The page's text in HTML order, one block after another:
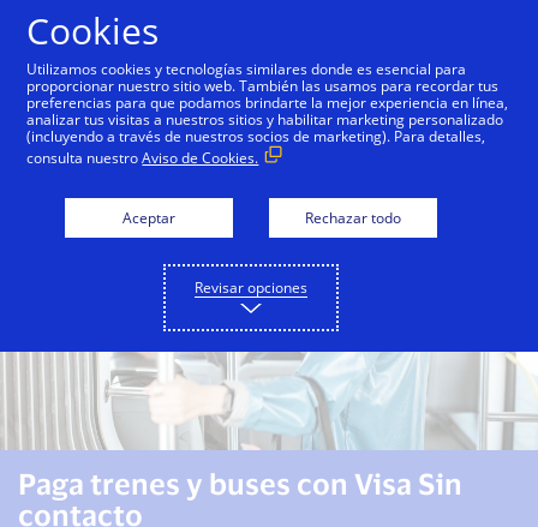
Transporte Público Transporte Público en Santiago
Paga trenes y buses con Visa Sin
contacto
Cookies
Utilizamos cookies y tecnologías similares donde es esencial para
proporcionar nuestro sitio web. También las usamos para recordar tus
preferencias para que podamos brindarte la mejor experiencia en línea,
analizar tus visitas a nuestros sitios y habilitar marketing personalizado
(incluyendo a través de nuestros socios de marketing). Para detalles,
consulta nuestroAviso de Cookies.
Aceptar Rechazar todo
Revisar opciones